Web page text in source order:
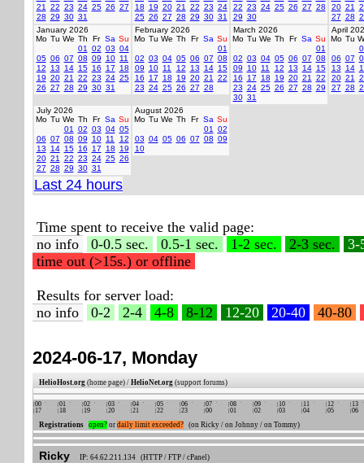
21
22 23 24 25 26 27
28 29 30 31
18
19 20 21 22 23 24
25 26 27 28 29 30 31
22 23 24 25 26 27 28
29 30
20 21
27 28
January 2026
Mo Tu We Th Fr Sa Su
01
02 03 04
05 06 07 08 09 10 11
12
13 14 15 16 17
18
19 20 21 22 23 24 25
26 27 28 29 30 31
February 2026
Mo Tu We Th Fr Sa Su
01
02 03 04 05 06 07 08
09
10 11 12 13 14 15
16
17 18 19 20 21
22
23 24 25 26 27 28
March 2026
Mo Tu We Th Fr Sa Su
01
02 03 04 05 06 07 08
09
10 11 12 13 14 15
16
17 18 19 20 21
22
23 24 25 26 27 28 29
30 31
April
Mo Tu
06 07
13
14
20 21
27 28
July 2026
Mo Tu We Th Fr Sa Su
01
02 03 04 05
06 07 08 09 10 11
12
13
14 15 16 17 18
19
20 21 22 23 24 25 26
27 28 29 30 31
August 2026
Mo Tu We Th Fr Sa Su
01
02
03 04 05 06 07 08 09
10
Last 24 hours
Time spent to receive the valid page:
no info
0-0.5 sec. 0.5-1 sec. 1-2 sec. 2-3 sec.
3-
time out (>15s.) or offline
Results for server load:
no info
0-2 2-4 4-8 8-12 12-20 20-40 40-80
2024-06-17, Monday
HelioHost.org (home page) / HelioNet.org (support forums)
Registrations open? or daily limit exceeded? (on Ricky / on Johnny / on Tommy)
Ricky IP: 64.62.211.134 (HTTP / FTP / cPanel)
00 01 02 03 04 05 06 07 08 09 10 11 12
13
17
18 19 20 21 22 23 00 01 02 03 04 05 06